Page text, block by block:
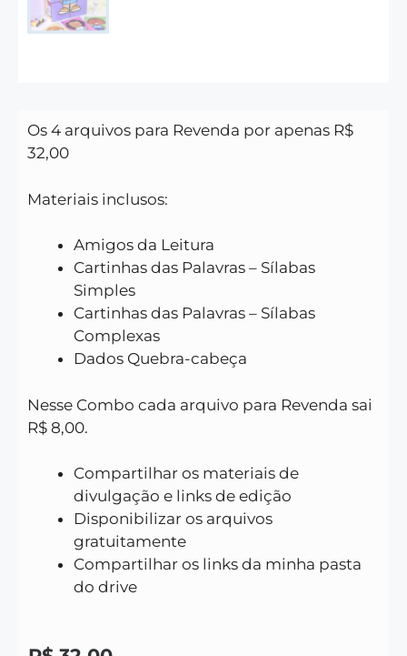
Os 4 arquivos para Revenda por apenas R$
32,00
Materiais inclusos:
Amigos da Leitura
Cartinhas das Palavras – Sílabas
Simples
Cartinhas das Palavras – Sílabas
Complexas
Dados Quebra-cabeça
Nesse Combo cada arquivo para Revenda sai
R$ 8,00.
Compartilhar os materiais de
divulgação e links de edição
Disponibilizar os arquivos
gratuitamente
Compartilhar os links da minha pasta
do drive